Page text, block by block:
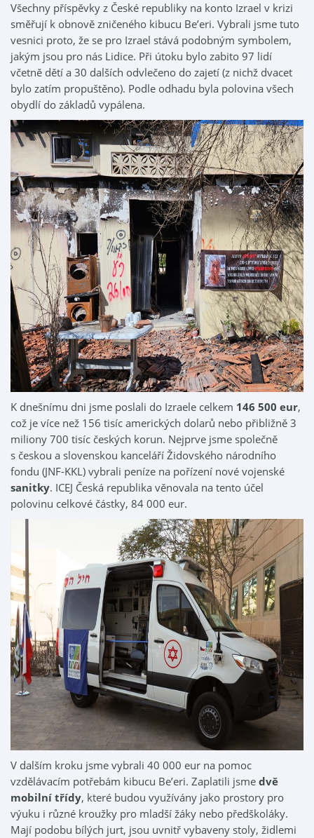
Všechny příspěvky z České republiky na konto Izrael v krizi
směřují k obnově zničeného kibucu Be’eri. Vybrali jsme tuto
vesnici proto, že se pro Izrael stává podobným symbolem,
jakým jsou pro nás Lidice. Při útoku bylo zabito 97 lidí
včetně dětí a 30 dalších odvlečeno do zajetí (z nichž dvacet
bylo zatím propuštěno). Podle odhadu byla polovina všech
obydlí do základů vypálena.
K dnešnímu dni jsme poslali do Izraele celkem 146 500 eur,
což je více než 156 tisíc amerických dolarů nebo přibližně 3
miliony 700 tisíc českých korun. Nejprve jsme společně
s českou a slovenskou kanceláří Židovského národního
fondu (JNF-KKL) vybrali peníze na pořízení nové vojenské
sanitky. ICEJ Česká republika věnovala na tento účel
polovinu celkové částky, 84 000 eur.
V dalším kroku jsme vybrali 40 000 eur na pomoc
vzdělávacím potřebám kibucu Be’eri. Zaplatili jsme dvě
mobilní třídy, které budou využívány jako prostory pro
výuku i různé kroužky pro mladší žáky nebo předškoláky.
Mají podobu bílých jurt, jsou uvnitř vybaveny stoly, židlemi